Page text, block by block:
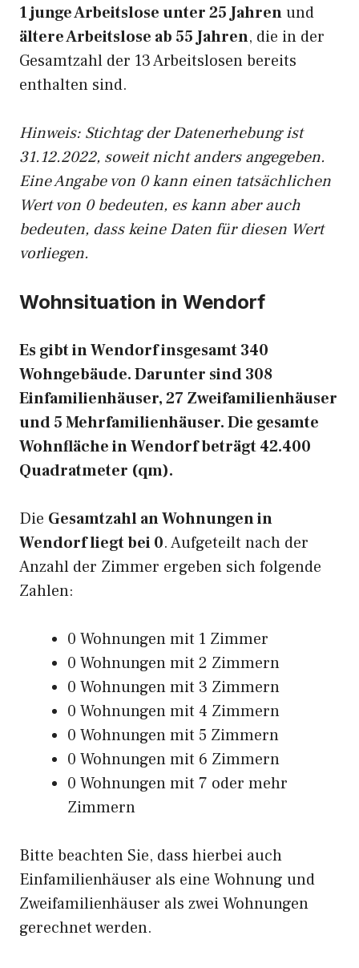
1 junge Arbeitslose unter 25 Jahrenund
ältere Arbeitslose ab 55 Jahren, die in der
Gesamtzahl der 13 Arbeitslosen bereits
enthalten sind.
Hinweis: Stichtag der Datenerhebung ist
31.12.2022, soweit nicht anders angegeben.
Eine Angabe von 0 kann einen tatsächlichen
Wert von 0 bedeuten, es kann aber auch
bedeuten, dass keine Daten für diesen Wert
vorliegen.
Wohnsituation in Wendorf
Es gibt in Wendorf insgesamt 340
Wohngebäude. Darunter sind 308
Einfamilienhäuser, 27 Zweifamilienhäuser
und 5 Mehrfamilienhäuser. Die gesamte
Wohnfläche in Wendorf beträgt 42.400
Quadratmeter (qm).
Die Gesamtzahl an Wohnungen in
Wendorf liegt bei 0. Aufgeteilt nach der
Anzahl der Zimmer ergeben sich folgende
Zahlen:
0 Wohnungen mit 1 Zimmer
0 Wohnungen mit 2 Zimmern
0 Wohnungen mit 3 Zimmern
0 Wohnungen mit 4 Zimmern
0 Wohnungen mit 5 Zimmern
0 Wohnungen mit 6 Zimmern
0 Wohnungen mit 7 oder mehr
Zimmern
Bitte beachten Sie, dass hierbei auch
Einfamilienhäuser als eine Wohnung und
Zweifamilienhäuser als zwei Wohnungen
gerechnet werden.